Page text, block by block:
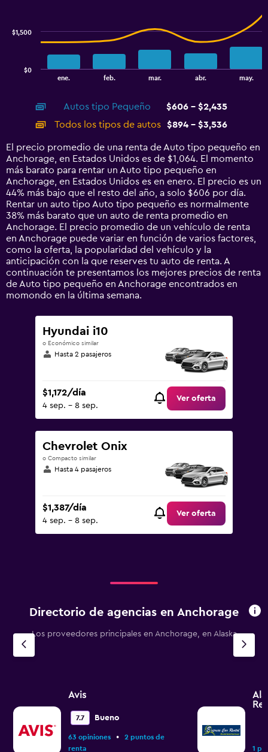
displaying
categories.
Range:
14
categories.
The
chart
has
1
Y
axis
displaying
values.
Range:
0
to
4500.
ene. feb. mar. abr. may.
$0
$1,500
Autos tipo Pequeño
$606 - $2,435
Todos los tipos de autos
$894 - $3,536
El precio promedio de una renta de Auto tipo pequeño en
Anchorage, en Estados Unidos es de $1,064. El momento
más barato para rentar un Auto tipo pequeño en
Anchorage, en Estados Unidos es en enero. El precio es un
44% más bajo que el resto del año, a solo $606 por día.
Rentar un auto tipo Auto tipo pequeño es normalmente
38% más barato que un auto de renta promedio en
Anchorage. El precio promedio de un vehículo de renta
en Anchorage puede variar en función de varios factores,
como la oferta, la popularidad del vehículo y la
anticipación con la que reserves tu auto de renta. A
continuación te presentamos los mejores precios de renta
de Auto tipo pequeño en Anchorage encontrados en
momondo en la última semana.
Hyundai i10
o Económico similar
Hasta 2 pasajeros
$1,172/día
4 sep. - 8 sep.
Ver oferta
Chevrolet Onix
o Compacto similar
Hasta 4 pasajeros
$1,387/día
4 sep. - 8 sep.
Ver oferta
Directorio de agencias en Anchorage
Los proveedores principales en Anchorage, en Alaska
Avis
7.7 Bueno
63 opiniones •
2 puntos de
renta
1